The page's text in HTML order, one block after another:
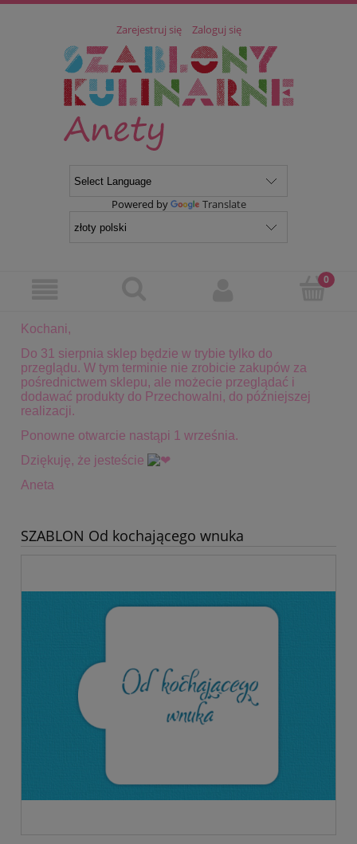
Zarejestruj się Zaloguj się
Powered by Translate
Kochani,
Do 31 sierpnia sklep będzie w trybie tylko do
przeglądu. W tym terminie nie zrobicie zakupów za
pośrednictwem sklepu, ale możecie przeglądać i
dodawać produkty do Przechowalni, do późniejszej
realizacji.
Ponowne otwarcie nastąpi 1 września.
Dziękuję, że jesteście
Aneta
SZABLON Od kochającego wnuka